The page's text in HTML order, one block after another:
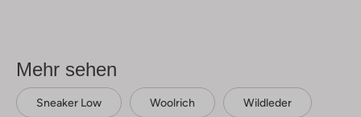
Mehr sehen
Sneaker Low Woolrich Wildleder